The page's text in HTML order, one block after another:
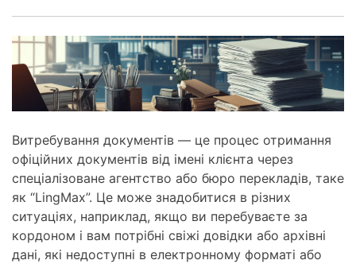
Витребування документів — це процес отримання
офіційних документів від імені клієнта через
спеціалізоване агентство або бюро перекладів, таке
як “LingMax”. Це може знадобитися в різних
ситуаціях, наприклад, якщо ви перебуваєте за
кордоном і вам потрібні свіжі довідки або архівні
дані, які недоступні в електронному форматі або